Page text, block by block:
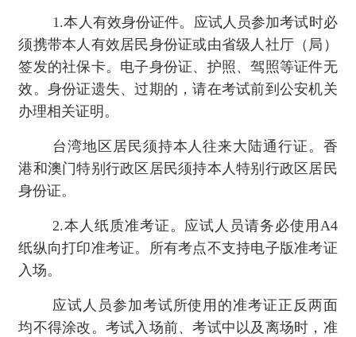
1.本人有效身份证件。应试人员参加考试时必
须携带本人有效居民身份证或由省级人社厅（局）
签发的社保卡。电子身份证、护照、驾照等证件无
效。身份证遗失、过期的，请在考试前到公安机关
办理相关证明。
台湾地区居民须持本人往来大陆通行证。香
港和澳门特别行政区居民须持本人特别行政区居民
身份证。
2.本人纸质准考证。应试人员请务必使用A4
纸纵向打印准考证。所有考点不支持电子版准考证
入场。
应试人员参加考试所使用的准考证正反两面
均不得涂改。考试入场前、考试中以及离场时，准